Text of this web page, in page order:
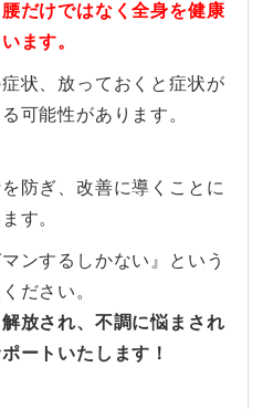
だけではなく全身を健康
ます。
状、放っておくと症状が
可能性があります。
防ぎ、改善に導くことに
す。
ンするしかない』という
ださい。
放され、不調に悩まされ
ートいたします！